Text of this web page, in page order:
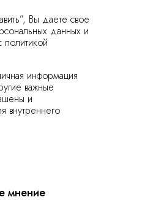
Вы даете свое
данных и
политикой
информация
важные
и
внутреннего
мнение